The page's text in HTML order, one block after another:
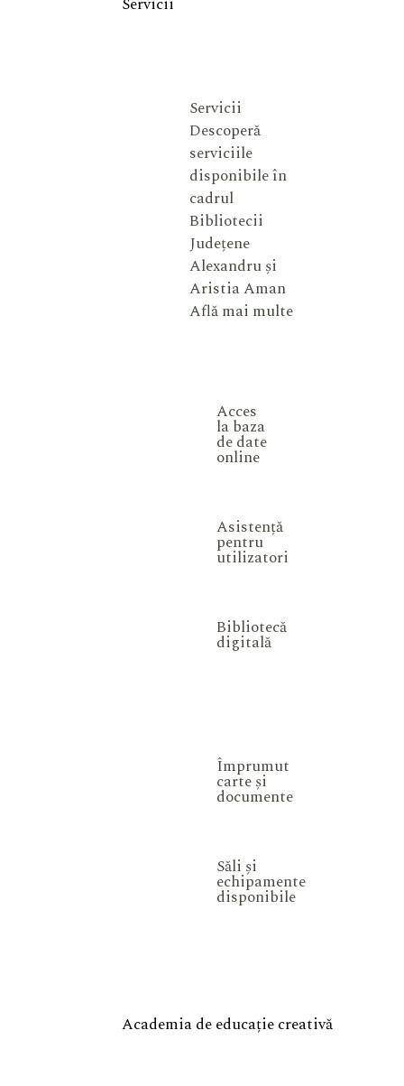
Servicii
Descoperă
serviciile
disponibile în
cadrul
Bibliotecii
Județene
Alexandru și
Aristia Aman
Află mai multe
Acces
la baza
de date
online
Asistență
pentru
utilizatori
Bibliotecă
digitală
Împrumut
carte și
documente
Săli și
echipamente
disponibile
Academia de educație creativă